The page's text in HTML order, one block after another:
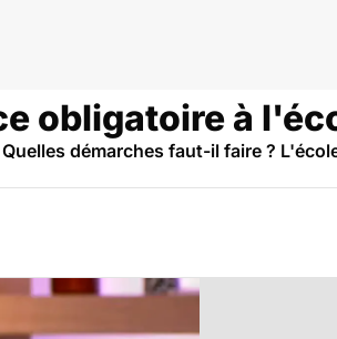
obligatoire à
démarches faut-il faire ?